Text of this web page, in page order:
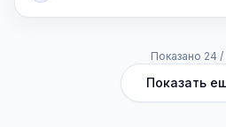
Показано 24 /
Показать